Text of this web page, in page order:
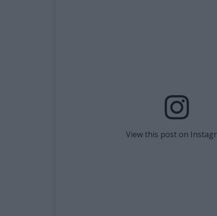
View this post on